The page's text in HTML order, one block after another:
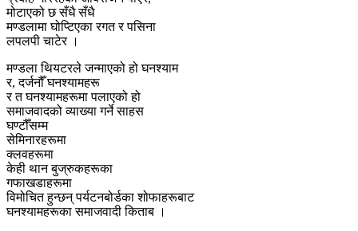
मोटाएको छ सँधै सँधै
मण्डलामा घोप्टिएका रगत र पसिना
लपलपी चाटेर ।
मण्डला थियटरले जन्माएको हो घनश्याम
र, दर्जनौँ घनश्यामहरू
र त घनश्यामहरूमा पलाएको हो
समाजवादको व्याख्या गर्ने साहस
घण्टौँसम्म
सेमिनारहरूमा
क्लवहरूमा
केही थान बुज्रुकहरूका
गफाखडाहरूमा
विमोचित हुन्छन् पर्यटनबोर्डका शोफाहरूबाट
घनश्यामहरूका समाजवादी किताब ।